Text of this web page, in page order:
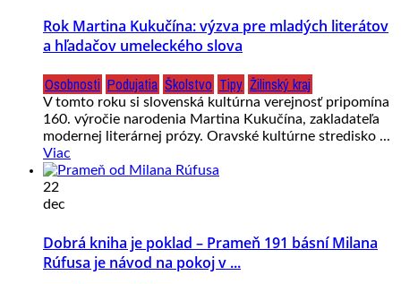
Rok Martina Kukučína: výzva pre mladých literátov
a hľadačov umeleckého slova
Osobnosti Podujatia Školstvo Tipy Žilinský kraj
V tomto roku si slovenská kultúrna verejnosť pripomína
160. výročie narodenia Martina Kukučína, zakladateľa
modernej literárnej prózy. Oravské kultúrne stredisko ...
Viac
22
dec
Dobrá kniha je poklad – Prameň 191 básní Milana
Rúfusa je návod na pokoj v ...